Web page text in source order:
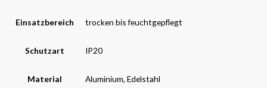
Einsatzbereich trocken bis feuchtgepflegt
Schutzart IP20
Material Aluminium, Edelstahl